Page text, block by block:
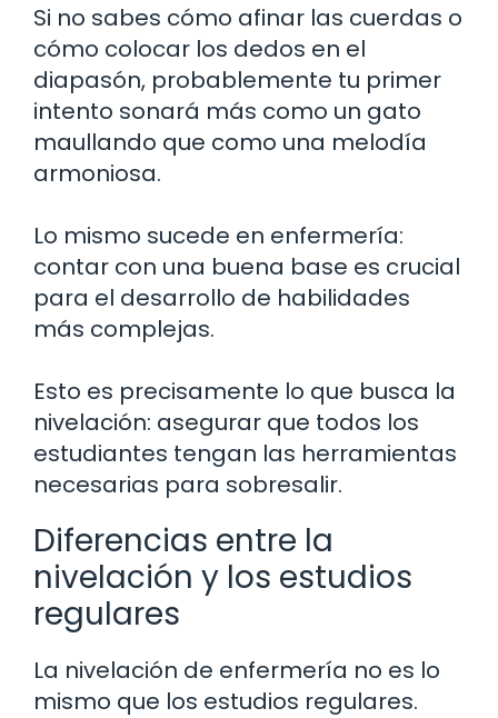
Si no sabes cómo afinar las cuerdas o
cómo colocar los dedos en el
diapasón, probablemente tu primer
intento sonará más como un gato
maullando que como una melodía
armoniosa.
Lo mismo sucede en enfermería:
contar con una buena base es crucial
para el desarrollo de habilidades
más complejas.
Esto es precisamente lo que busca la
nivelación: asegurar que todos los
estudiantes tengan las herramientas
necesarias para sobresalir.
Diferencias entre la
nivelación y los estudios
regulares
La nivelación de enfermería no es lo
mismo que los estudios regulares.